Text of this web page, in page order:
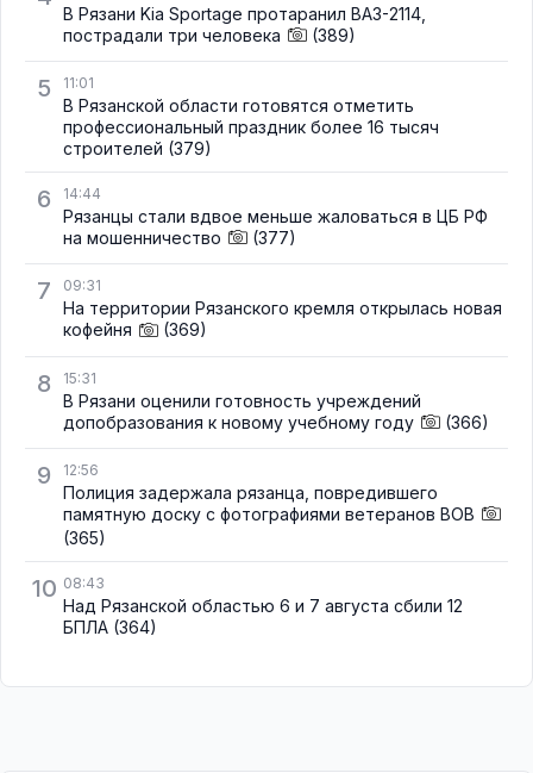
В Рязани Kia Sportage протаранил ВАЗ-2114,
пострадали три человека
(389)
5 11:01
В Рязанской области готовятся отметить
профессиональный праздник более 16 тысяч
строителей (379)
6 14:44
Рязанцы стали вдвое меньше жаловаться в ЦБ РФ
на мошенничество
(377)
7 09:31
На территории Рязанского кремля открылась новая
кофейня
(369)
8 15:31
В Рязани оценили готовность учреждений
допобразования к новому учебному году
(366)
9 12:56
Полиция задержала рязанца, повредившего
памятную доску с фотографиями ветеранов ВОВ
(365)
10 08:43
Над Рязанской областью 6 и 7 августа сбили 12
БПЛА (364)